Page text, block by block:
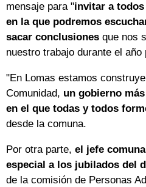
mensaje para "invitar a
en la que podremos
sacar conclusiones que nos
nuestro trabajo durante el año
"En Lomas estamos
Comunidad, un gobierno
en el que todas y todos
desde la comuna.
Por otra parte, el jefe
especial a los jubilados del
de la comisión de Personas